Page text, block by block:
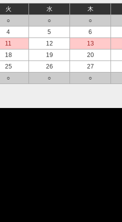
火 水 木
○ ○ ○
4 5 6
11 12 13
18 19 20
25 26 27
○ ○ ○